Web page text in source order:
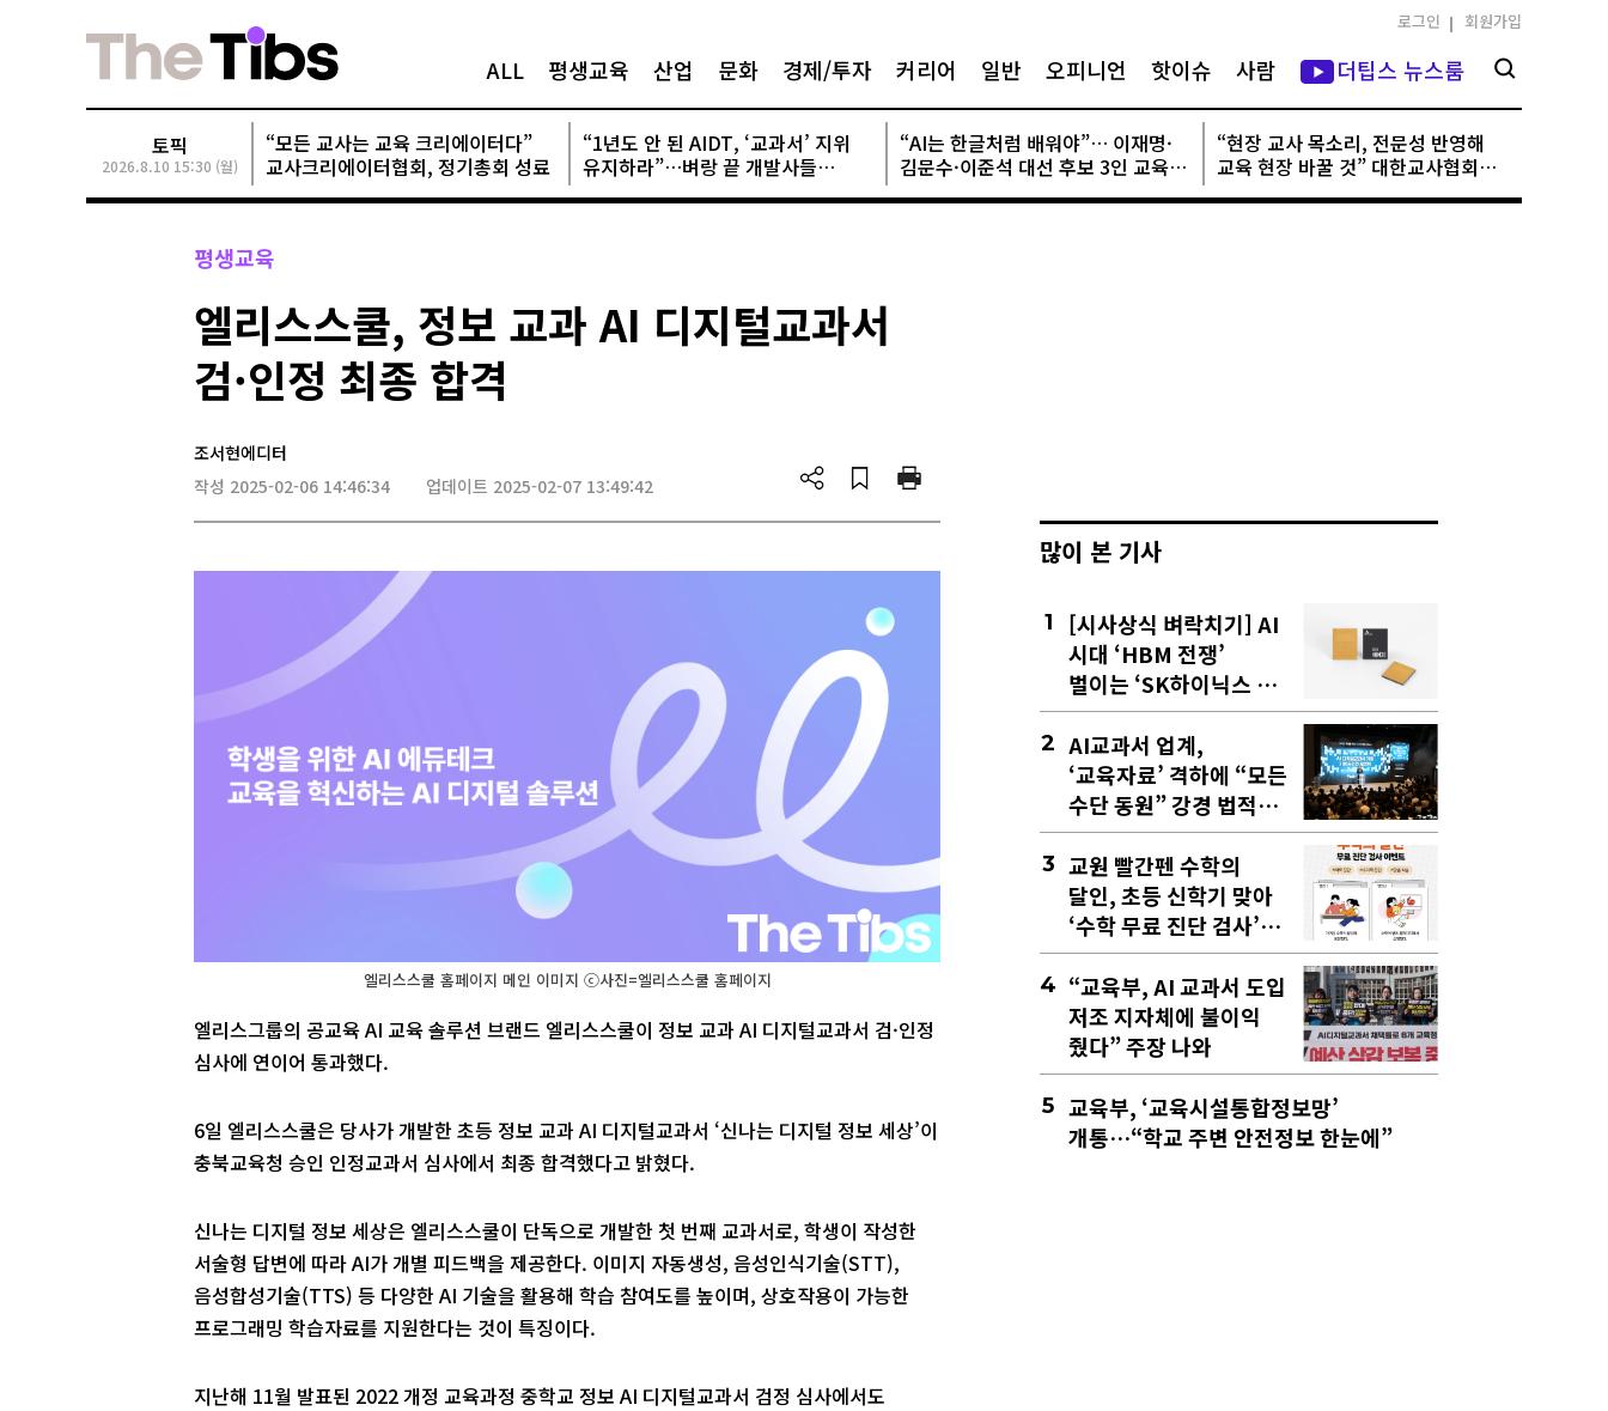
ALL 평생교육 산업 문화 경제/투자 커리어 일반 오피니언 핫이슈 사람 더팁스 뉴스룸
로그인 회원가입
토픽
2026.8.10 15:30 (월)
“모든 교사는 교육 크리에이터다”
교사크리에이터협회, 정기총회 성료
“1년도 안 된 AIDT, ‘교과서’ 지위
유지하라”…벼랑 끝 개발사들
“AI는 한글처럼 배워야”… 이재명·
김문수·이준석 대선 후보 3인 교육
“현장 교사 목소리, 전문성 반영해
교육 현장 바꿀 것” 대한교사협회
평생교육
엘리스스쿨, 정보 교과 AI 디지털교과서
검·인정 최종 합격
조서현에디터
작성 2025-02-06 14:46:34
업데이트 2025-02-07 13:49:42
엘리스스쿨 홈페이지 메인 이미지 ⓒ사진=엘리스스쿨 홈페이지
엘리스그룹의 공교육 AI 교육 솔루션 브랜드 엘리스스쿨이 정보 교과 AI 디지털교과서 검·인정
심사에 연이어 통과했다.
6일 엘리스스쿨은 당사가 개발한 초등 정보 교과 AI 디지털교과서 ‘신나는 디지털 정보 세상’이
충북교육청 승인 인정교과서 심사에서 최종 합격했다고 밝혔다.
신나는 디지털 정보 세상은 엘리스스쿨이 단독으로 개발한 첫 번째 교과서로, 학생이 작성한
서술형 답변에 따라 AI가 개별 피드백을 제공한다. 이미지 자동생성, 음성인식기술(STT),
음성합성기술(TTS) 등 다양한 AI 기술을 활용해 학습 참여도를 높이며, 상호작용이 가능한
프로그래밍 학습자료를 지원한다는 것이 특징이다.
지난해 11월 발표된 2022 개정 교육과정 중학교 정보 AI 디지털교과서 검정 심사에서도
많이 본 기사
1
[시사상식 벼락치기] AI
시대 ‘HBM 전쟁’
벌이는 ‘SK하이닉스 VS
삼성전자’ 승자 누가
될까
2 AI교과서 업계,
‘교육자료’ 격하에 “모든
수단 동원” 강경 법적
대응 시사
3 교원 빨간펜 수학의
달인, 초등 신학기 맞아
‘수학 무료 진단 검사’
이벤트 실시
4 “교육부, AI 교과서 도입
저조 지자체에 불이익
줬다” 주장 나와
5 교육부, ‘교육시설통합정보망’
개통…“학교 주변 안전정보 한눈에”